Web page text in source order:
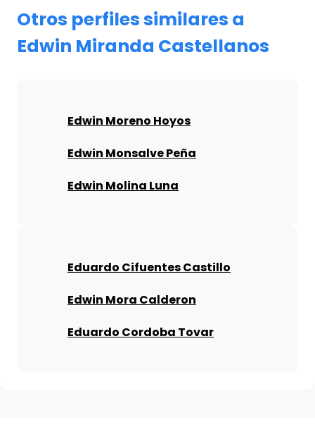
Otros perfiles similares a
Edwin Miranda Castellanos
Edwin Moreno Hoyos
Edwin Monsalve Peña
Edwin Molina Luna
Eduardo Cifuentes Castillo
Edwin Mora Calderon
Eduardo Cordoba Tovar